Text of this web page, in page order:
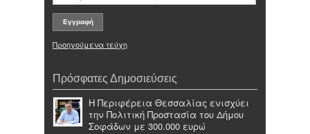
Προηγούμενα τεύχη
Πρόσφατες Δημοσιεύσεις
Η Περιφέρεια Θεσσαλίας ενισχύει
την Πολιτική Προστασία του Δήμου
Σοφάδων με 300.000 ευρώ